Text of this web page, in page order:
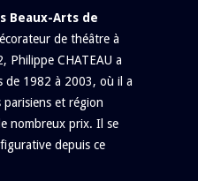
Beaux-Arts de
de théâtre à
Philippe CHATEAU a
de 1982 à 2003, où il a
parisiens et région
nombreux prix. Il se
depuis ce